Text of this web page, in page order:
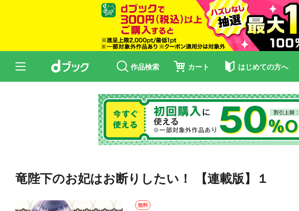
作品検索 カート はじめての方へ
竜陛下のお妃はお断りしたい！ 【連載版】１
無料